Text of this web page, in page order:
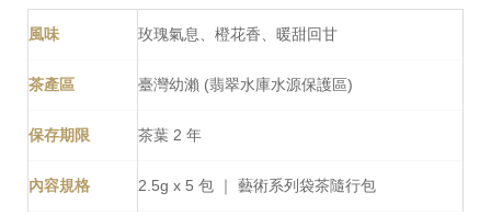
風味 玫瑰氣息、橙花香、暖甜回甘
茶產區 臺灣幼瀨 (翡翠水庫水源保護區)
保存期限 茶葉 2 年
內容規格 2.5g x 5 包 ｜ 藝術系列袋茶隨行包